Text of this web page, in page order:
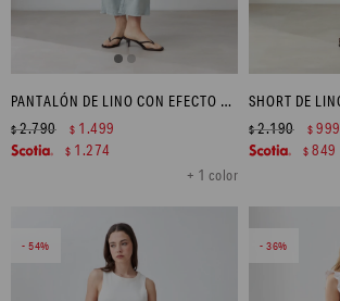
PANTALÓN DE LINO CON EFECTO DESFLECADO - VERDE AGUA
+ 1 color
$2.790 $ 1.499
$ 1.274
$2.190 $ 999
$ 849
54 36